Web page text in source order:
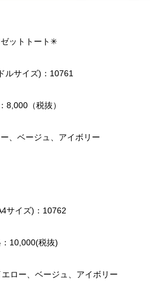
ットトート✳︎
ルサイズ)：10761
8,000（税抜）
、ベージュ、アイボリー
サイズ)：10762
10,000(税抜)
ロー、ベージュ、アイボリー